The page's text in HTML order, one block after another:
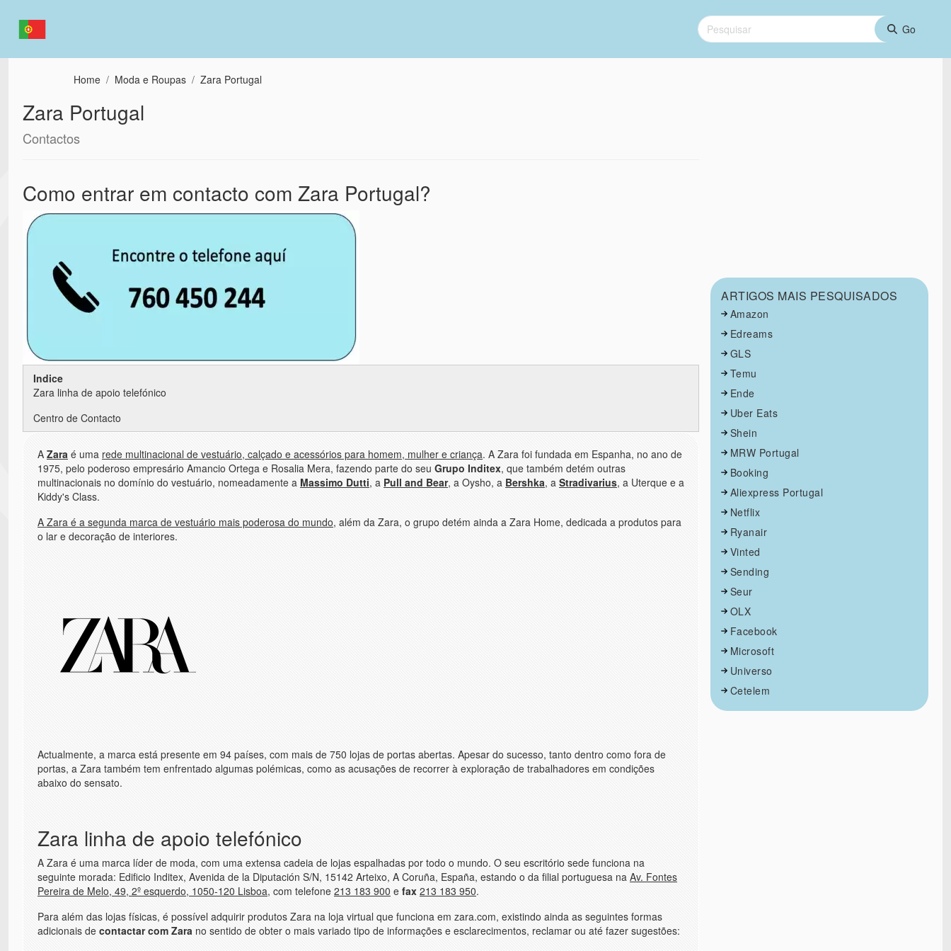
Home Moda e Roupas Zara Portugal
Zara Portugal
Contactos
Como entrar em contacto com Zara Portugal?
Indice
Zara linha de apoio telefónico
Centro de Contacto
A Zara é uma rede multinacional de vestuário, calçado e acessórios para homem, mulher e criança. A Zara foi fundada em Espanha, no ano de
1975, pelo poderoso empresário Amancio Ortega e Rosalia Mera, fazendo parte do seu Grupo Inditex, que também detém outras
multinacionais no domínio do vestuário, nomeadamente a Massimo Dutti, a Pull and Bear, a Oysho, a Bershka, a Stradivarius, a Uterque e a
Kiddy's Class.
A Zara é a segunda marca de vestuário mais poderosa do mundo, além da Zara, o grupo detém ainda a Zara Home, dedicada a produtos para
o lar e decoração de interiores.
Actualmente, a marca está presente em 94 países, com mais de 750 lojas de portas abertas. Apesar do sucesso, tanto dentro como fora de
portas, a Zara também tem enfrentado algumas polémicas, como as acusações de recorrer à exploração de trabalhadores em condições
abaixo do sensato.
Zara linha de apoio telefónico
A Zara é uma marca líder de moda, com uma extensa cadeia de lojas espalhadas por todo o mundo. O seu escritório sede funciona na
seguinte morada: Edificio Inditex, Avenida de la Diputación S/N, 15142 Arteixo, A Coruña, España, estando o da filial portuguesa na Av. Fontes
Pereira de Melo, 49, 2º esquerdo, 1050-120 Lisboa, com telefone 213 183 900 e fax 213 183 950.
Para além das lojas físicas, é possível adquirir produtos Zara na loja virtual que funciona em zara.com, existindo ainda as seguintes formas
adicionais de contactar com Zara no sentido de obter o mais variado tipo de informações e esclarecimentos, reclamar ou até fazer sugestões:
ARTIGOS MAIS PESQUISADOS
Amazon
Edreams
GLS
Temu
Ende
Uber Eats
Shein
MRW Portugal
Booking
Aliexpress Portugal
Netflix
Ryanair
Vinted
Sending
Seur
OLX
Facebook
Microsoft
Universo
Cetelem